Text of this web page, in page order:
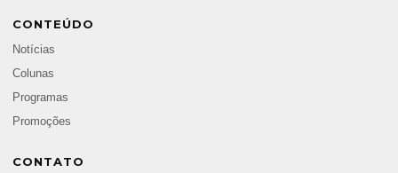
CONTEÚDO
Notícias
Colunas
Programas
Promoções
CONTATO